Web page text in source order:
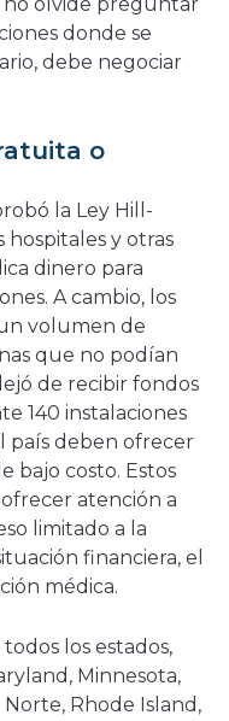
donde se
debe negociar
o
la Ley Hill-
y otras
dinero para
A cambio, los
volumen de
que no podían
de recibir fondos
140 instalaciones
país deben ofrecer
bajo costo. Estos
atención a
limitado a la
financiera, el
médica.
los estados,
Minnesota,
Norte, Rhode Island,